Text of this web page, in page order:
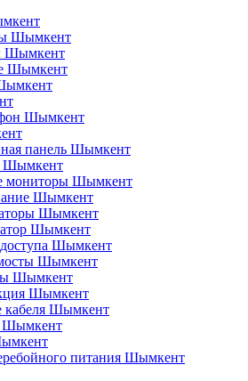
Шымкент
Шымкент
Шымкент
Шымкент
панель Шымкент
Шымкент
мониторы Шымкент
Шымкент
Шымкент
Шымкент
Шымкент
Шымкент
Шымкент
Шымкент
кабеля Шымкент
Шымкент
питания Шымкент